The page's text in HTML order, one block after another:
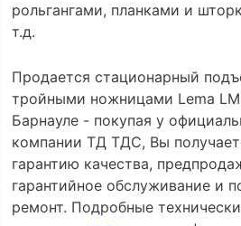
рольгангами, планками и
т.д.
Продается стационарный
тройными ножницами Lema
Барнауле - покупая у
компании ТД ТДС, Вы
гарантию качества,
гарантийное обслуживание и
ремонт. Подробные